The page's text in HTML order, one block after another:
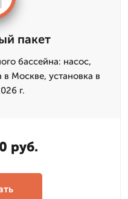
пакет
бассейна: насос,
Москве, установка в
г.
руб.